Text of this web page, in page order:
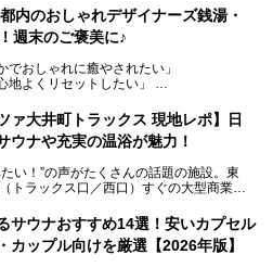
ジックなタイル絵はそのまま、昔からここ
も、新しく足を運んでくれる人にも愛され
湯"として生まれ変わりました。洞窟のよ
しく登場したスポットも併せて紹介しま
があるのに、基本の入浴料が銭湯価格の5
内のおしゃれデザイナーズ銭湯・
週末のご褒美に♪
でおしゃれに癒やされたい」
地よくリセットしたい」
いスタイルの銭湯です。
ィアで「デザイナーズ銭湯」や「ネオ銭
そもこれらがどんな銭湯なのか、その気に
15選を、おすすめの順番で一挙にご紹介
ァ大井町トラックス 現地レポ】日
ウナや充実の温浴が魅力！
い！”の声がたくさんの話題の施設。東
トラックス口／西口）すぐの大型商業施
クス」がニューオープン。施設の様子をレ
サウナおすすめ14選！安いカプセル
カップル向けを厳選【2026年版】